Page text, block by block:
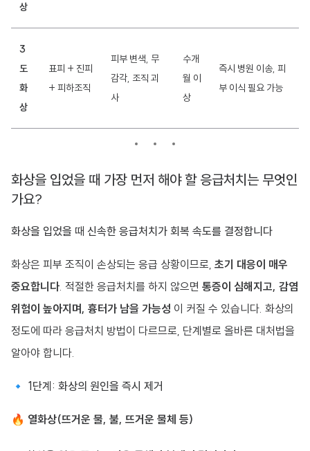
상
3
도
화
상
표피 + 진피
+ 피하조직
피부 변색, 무
감각, 조직 괴
사
수개
월 이
상
즉시 병원 이송, 피
부 이식 필요 가능
화상을 입었을 때 가장 먼저 해야 할 응급처치는 무엇인
가요?
화상을 입었을 때 신속한 응급처치가 회복 속도를 결정합니다
화상은 피부 조직이 손상되는 응급 상황이므로, 초기 대응이 매우
중요합니다. 적절한 응급처치를 하지 않으면 통증이 심해지고, 감염
위험이 높아지며, 흉터가 남을 가능성 이 커질 수 있습니다. 화상의
정도에 따라 응급처치 방법이 다르므로, 단계별로 올바른 대처법을
알아야 합니다.
🔹 1단계: 화상의 원인을 즉시 제거
🔥 열화상(뜨거운 물, 불, 뜨거운 물체 등)